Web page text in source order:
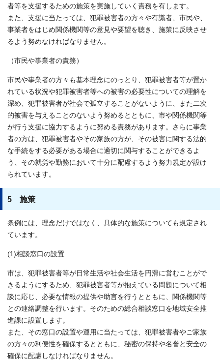
者等を支援するための施策を実施していく責務を有します。
また、支援に当たっては、犯罪被害者の方々や有識者、市民や、
事業者をはじめ関係機関等の意見や要望を聴き、施策に反映させ
るよう努めなければなりません。
（市民や事業者の責務）
市民や事業者の方々も基本理念にのっとり、犯罪被害者等が置か
れている状況や犯罪被害者等への被害の必要性についての理解を
深め、犯罪被害者が社会で孤立することがないように、また二次
的被害を与えることのないよう努めるとともに、市や関係機関等
が行う支援に協力するように努める責務があります。さらに事業
者の方は、犯罪被害者やその家族の方が、その被害に関する法的
な手続をする必要がある場合に適切に関与することができるよ
う、その就労や勤務において十分に配慮するよう努力規定が設け
られています。
5 施策
条例には、理念だけではなく、具体的な施策についても規定され
ています。
(1)相談窓口の設置
市は、犯罪被害者等が日常生活や社会生活を円滑に営むことがで
きるようにするため、犯罪被害者等が抱えている問題について相
談に応じ、必要な情報の提供や助言を行うとともに、関係機関等
との連絡調整を行います。そのための総合相談窓口を地域安全推
進課に設置します。
また、その窓口の設置や運用に当たっては、犯罪被害者やご家族
の方々の利便性を確保するとともに、秘密の保持や名誉と安全の
確保に配慮しなければなりません。